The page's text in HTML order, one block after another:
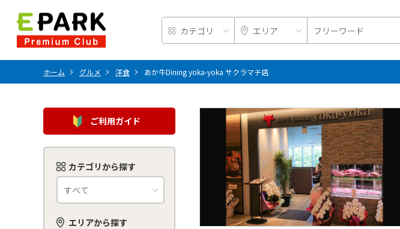
ホーム グルメ 洋食 あか牛Dining yoka-yoka サクラマチ店
ご利用ガイド
カテゴリから探す
エリアから探す